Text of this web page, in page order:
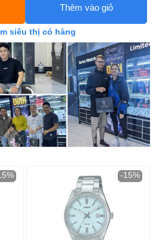
Thêm vào giỏ
siêu thị có hàng
-15%